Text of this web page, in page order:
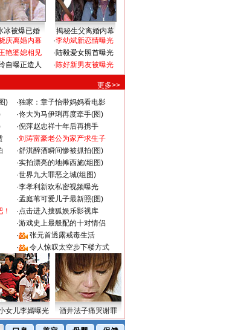
冰被爆已婚
揭秘生父离婚内幕
庆离婚内幕
艳婆媳相见
自曝正造人
·李幼斌新恋情曝光
·陆毅爱女照首曝光
·陈好新男友被曝光
更多>>
) ·独家：章子怡带妈妈看电影
·佟大为马伊琍再度牵手(图)
·倪萍赵忠祥十年后再携手
·刘涛富豪老公为家产求生子
·舒淇醉酒瞬间惨被抓拍(图)
·实拍漂亮的地摊西施(组图)
·世界九大罪恶之城(组图)
·李孝利新欢私密视频曝光
·孟庭苇可爱儿子最新照(图)
·点击进入搜狐娱乐影视库
·游戏史上最般配的十对情侣
·
张元首透露戒毒生活
· 令人惊叹太空步下楼方式
女儿李嫣曝光 酒井法子痛哭谢罪